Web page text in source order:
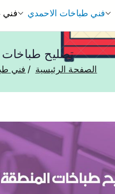
فني طباخات الاحمدي فني
تصليح طباخات المنطقة
الصفحة الرئيسية فني